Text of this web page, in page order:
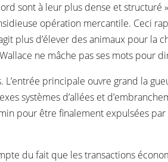
sont à leur plus dense et structuré
opération mercantile. Ceci
plus d’élever des animaux pour la
ne mâche pas ses mots
L’entrée principale ouvre grand la
systèmes d’allées et
pour être finalement expulsées
du fait que les transactions